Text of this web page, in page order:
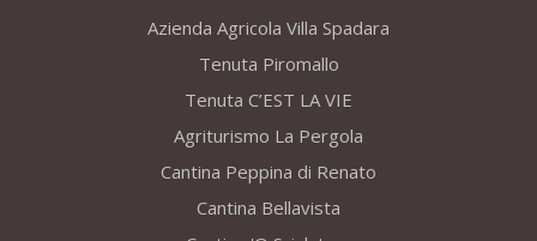
Azienda Agricola Villa Spadara
Tenuta Piromallo
Tenuta C’EST LA VIE
Agriturismo La Pergola
Cantina Peppina di Renato
Cantina Bellavista